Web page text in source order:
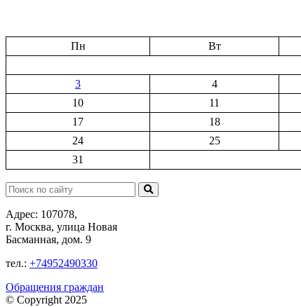
Пн
Вт
3
4
10
11
17
18
24
25
31
Поиск:
Адрес: 107078,
г. Москва, улица Новая
Басманная, дом. 9
тел.: +74952490330
Обращения граждан
© Copyright 2025